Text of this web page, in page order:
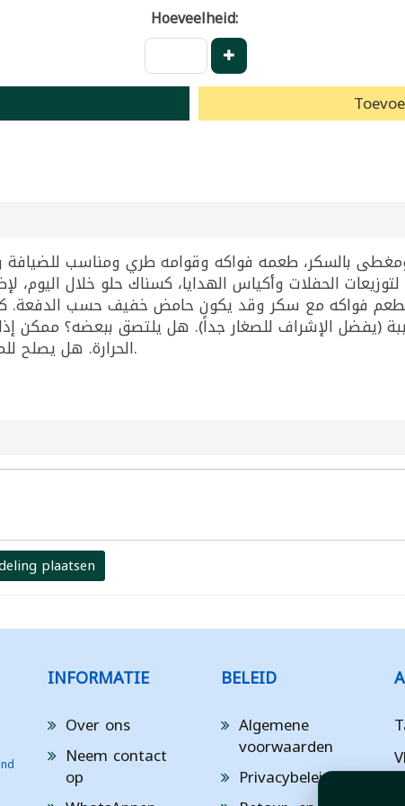
Hoeveelheid:
لتوزيعات الحفلات وأكياس الهدايا، كسناك حلو خلال
فواكه مع سكر وقد يكون حامض خفيف حسب الدفعة.
(يفضل الإشراف للصغار جداً). هل يلتصق ببعضه؟ ممكن
الحرارة. هل يصلح للمناسبات؟ نعم ممتاز لأنه ملون وسهل التقديم.
plaatsen
INFORMATIE
Over ons
Neem contact
op
BELEID
Algemene
voorwaarden
Privacybeleid